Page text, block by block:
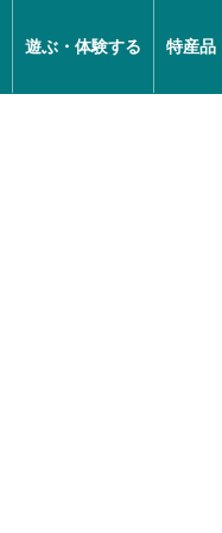
遊ぶ・体験する 特産品